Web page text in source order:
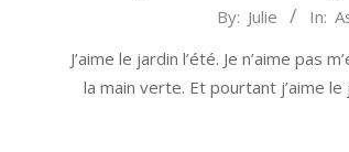
09
By: Julie In:
J’aime le jardin l’été. Je n’aime pas
la main verte. Et pourtant j’aime